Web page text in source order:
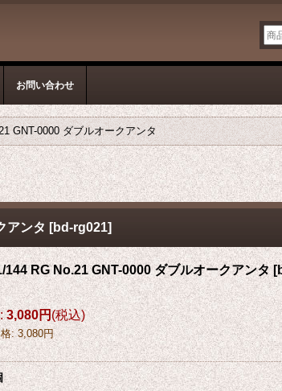
お問い合わせ
GNT-0000 ダブルオークアンタ
アンタ [bd-rg021]
144 RG No.21 GNT-0000 ダブルオークアンタ [
: 3,080円(税込)
: 3,080円